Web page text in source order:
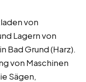
von
Lagern von
Bad Grund (Harz).
von Maschinen
Sägen,